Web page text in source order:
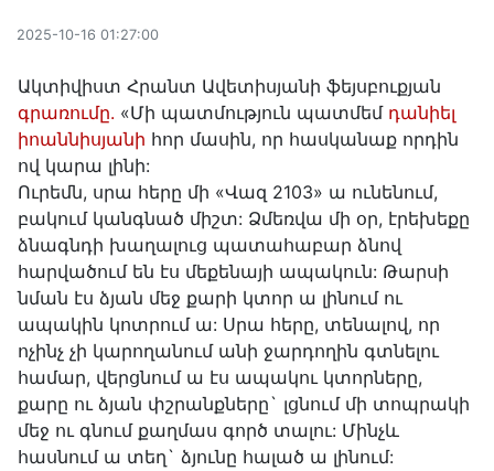
2025-10-16 01:27:00
Ակտիվիստ Հրանտ Ավետիսյանի ֆեյսբուքյան
գրառումը. «Մի պատմություն պատմեմ դանիել
իոաննիսյանի հոր մասին, որ հասկանաք որդին
ով կարա լինի:
Ուրեմն, սրա հերը մի «Վազ 2103» ա ունենում,
բակում կանգնած միշտ: Ձմեռվա մի օր, էրեխեքը
ձնագնդի խաղալուց պատահաբար ձնով
հարվածում են էս մեքենայի ապակուն: Թարսի
նման էս ձյան մեջ քարի կտոր ա լինում ու
ապակին կոտրում ա: Սրա հերը, տենալով, որ
ոչինչ չի կարողանում անի ջարդողին գտնելու
համար, վերցնում ա էս ապակու կտորները,
քարը ու ձյան փշրանքները` լցնում մի տոպրակի
մեջ ու գնում քաղմաս գործ տալու: Մինչև
հասնում ա տեղ` ձյունը հալած ա լինում: